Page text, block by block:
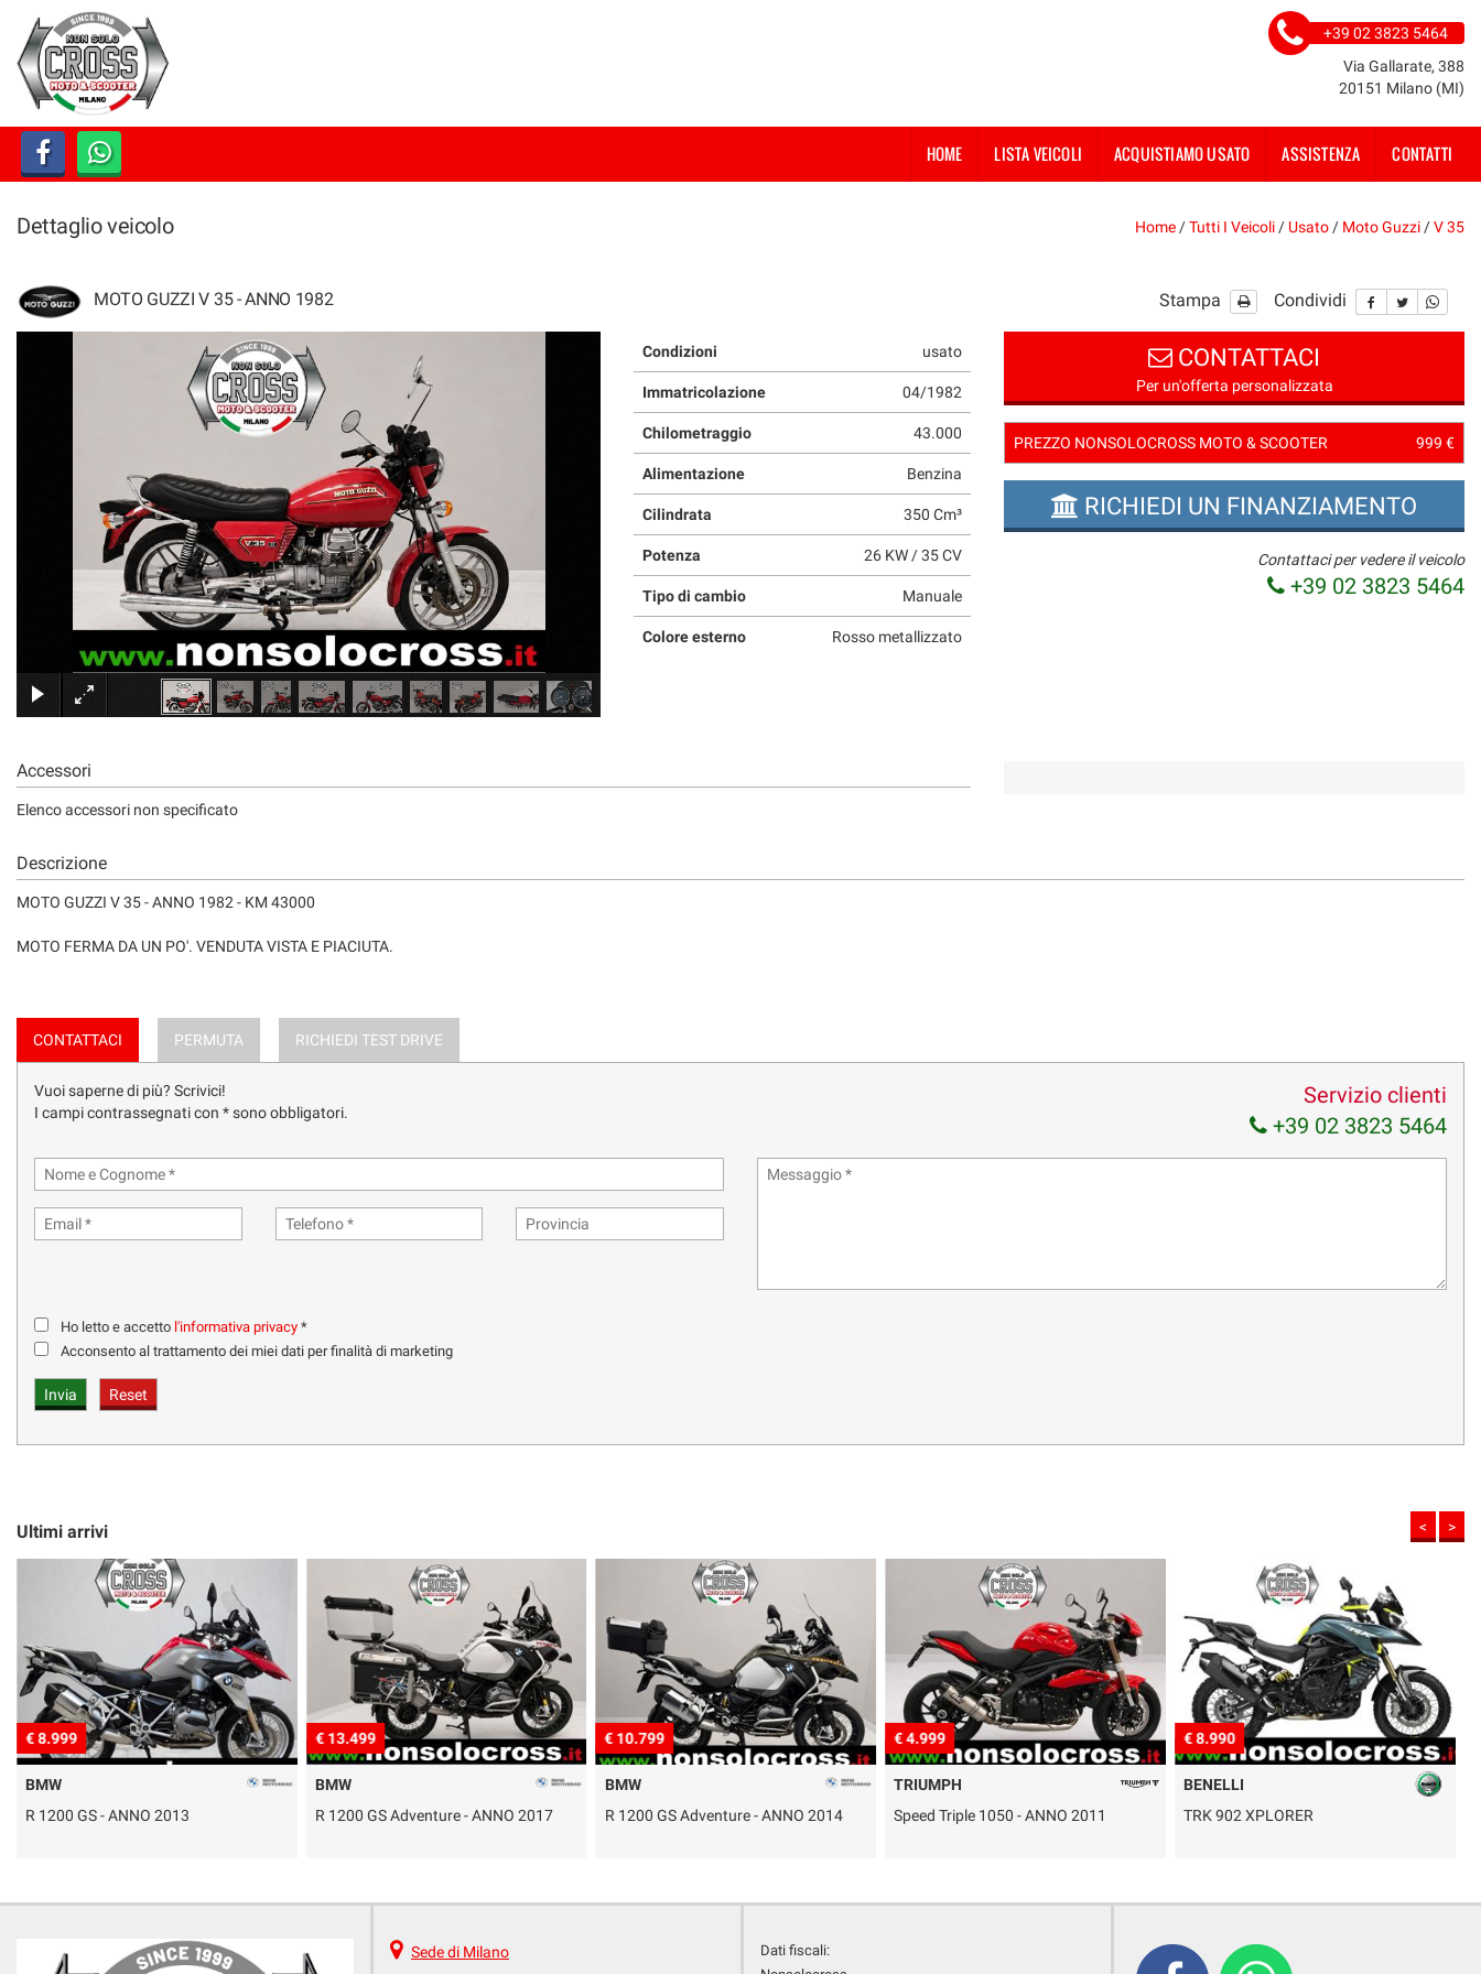
HOME
LISTA VEICOLI
ACQUISTIAMO USATO
ASSISTENZA
CONTATTI
+39 02 3823 5464
Via Gallarate, 388
20151 Milano (MI)
HOME LISTA VEICOLI ACQUISTIAMO USATO ASSISTENZA CONTATTI
Dettaglio veicolo Home /Tutti I Veicoli / Usato / Moto Guzzi /V 35
MOTO GUZZI V 35 - ANNO 1982 Stampa Condividi
Condizioni usato
Immatricolazione 04/1982
Chilometraggio 43.000
Alimentazione Benzina
Cilindrata 350 Cm³
Potenza 26 KW / 35 CV
Tipo di cambio Manuale
Colore esterno Rosso metallizzato
CONTATTACI
Per un'offerta personalizzata
PREZZO NONSOLOCROSS MOTO & SCOOTER 999 €
RICHIEDI UN FINANZIAMENTO
Contattaci per vedere il veicolo
+39 02 3823 5464
Accessori
Elenco accessori non specificato
Descrizione
MOTO GUZZI V 35 - ANNO 1982 - KM 43000
MOTO FERMA DA UN PO'. VENDUTA VISTA E PIACIUTA.
CONTATTACI PERMUTA RICHIEDI TEST DRIVE
Vuoi saperne di più? Scrivici!
I campi contrassegnati con * sono obbligatori.
Servizio clienti
+39 02 3823 5464
Ho letto e accetto l'informativa privacy *
Acconsento al trattamento dei miei dati per finalità di marketing
Ultimi arrivi < >
€ 8.999
BMW
R 1200 GS - ANNO 2013
€ 13.499
BMW
R 1200 GS Adventure - ANNO 2017
€ 10.799
BMW
R 1200 GS Adventure - ANNO 2014
€ 4.999
TRIUMPH
Speed Triple 1050 - ANNO 2011
€ 8.990
BENELLI
TRK 902 XPLORER
Sede di Milano
Dati fiscali: